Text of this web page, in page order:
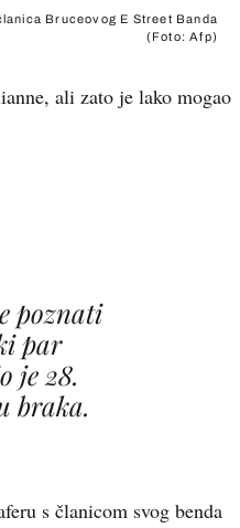
Bruceovog E Street Banda
(Foto: Afp)
ali zato je lako mogao
poznati
par
je 28.
braka.
s članicom svog benda